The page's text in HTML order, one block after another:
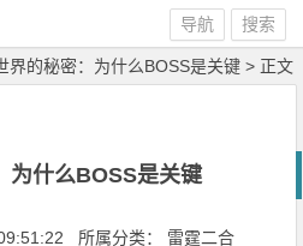
搜索
导航
界的秘密：为什么BOSS是关键 > 正文
为什么BOSS是关键
所属分类： 雷霆二合